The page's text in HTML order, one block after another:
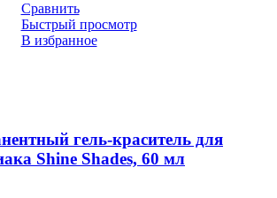
Сравнить
Быстрый просмотр
В избранное
гель-краситель для
Shine Shades, 60 мл